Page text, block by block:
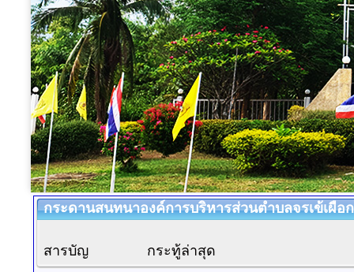
กระดานสนทนาองค์การบริหารส่วนตำบลจรเข้เผือ
สารบัญ กระทู้ล่าสุด